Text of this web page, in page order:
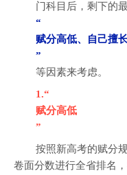
门科目后，剩下的
“
赋分高低、自己擅
”
等因素来考虑。
1.“
赋分高低
”
按照新高考的赋分
卷面分数进行全省排名